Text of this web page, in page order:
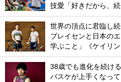
技愛「好きだから、続
世界の頂点に君臨し
ブレイセンと日本の
学ぶこと」《ケイリ
38歳でも進化を続け
バスケが上手くなっ